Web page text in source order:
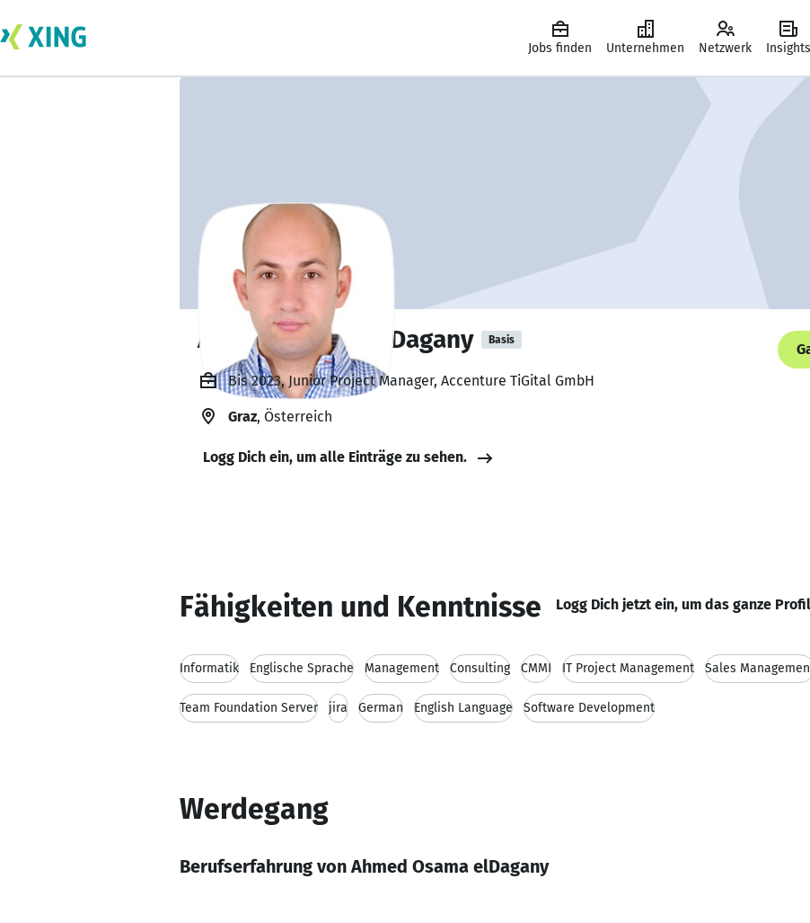
Jobs finden Unternehmen Netzwerk Insights
Ahmed Osama elDagany Basis
Bis 2023, Junior Project Manager, Accenture TiGital GmbH
Graz, Österreich
Logg Dich ein, um alle Einträge zu sehen.
Fähigkeiten und Kenntnisse Logg Dich jetzt ein, um das ganze
Informatik Englische Sprache Management Consulting CMMI IT Project Management Sales
Team Foundation Server jira German English Language Software Development
Werdegang
Berufserfahrung von Ahmed Osama elDagany